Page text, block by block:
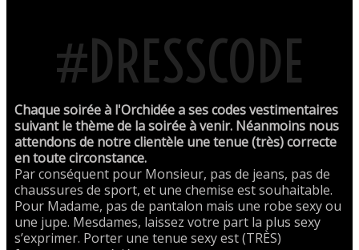
#DRESSCODE
Chaque soirée à l'Orchidée a ses codes vestimentaires
suivant le thème de la soirée à venir. Néanmoins nous
attendons de notre clientèle une tenue (très) correcte
en toute circonstance.
Par conséquent pour Monsieur, pas de jeans, pas de
chaussures de sport, et une chemise est souhaitable.
Pour Madame, pas de pantalon mais une robe sexy ou
une jupe. Mesdames, laissez votre part la plus sexy
s’exprimer. Porter une tenue sexy est (TRÈS)